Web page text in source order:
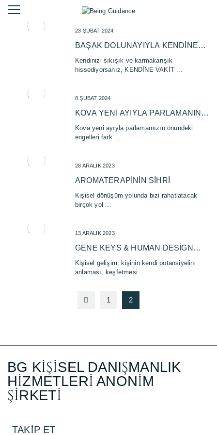
23 ŞUBAT 2024
BAŞAK DOLUNAYIYLA KENDİNE
ŞİFA OL
Kendinizi sıkışık ve karmakarışık
hissediyorsanız, KENDİNE VAKİT ...
8 ŞUBAT 2024
KOVA YENİ AYIYLA PARLAMANIN
YOLU AÇILIYOR
Kova yeni ayıyla parlamamızın önündeki
engelleri fark ...
28 ARALIK 2023
AROMATERAPININ SIHRI
Kişisel dönüşüm yolunda bizi rahatlatacak
birçok yol ...
13 ARALIK 2023
GENE KEYS & HUMAN DESIGN
ARASINDAKI FARKLAR
Kişisel gelişim; kişinin kendi potansiyelini
anlaması, keşfetmesi ...
1 2
BG KİŞİSEL DANIŞMANLIK
HİZMETLERİ ANONİM
ŞİRKETİ
TAKİP ET